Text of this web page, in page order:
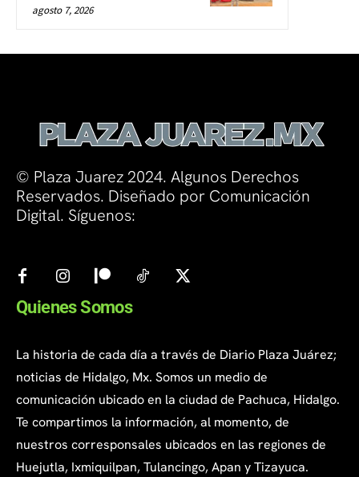
agosto 7, 2026
© Plaza Juarez 2024. Algunos Derechos
Reservados. Diseñado por Comunicación
Digital. Síguenos:
Quienes Somos
La historia de cada día a través de Diario Plaza Juárez;
noticias de Hidalgo, Mx. Somos un medio de
comunicación ubicado en la ciudad de Pachuca, Hidalgo.
Te compartimos la información, al momento, de
nuestros corresponsales ubicados en las regiones de
Huejutla, Ixmiquilpan, Tulancingo, Apan y Tizayuca.